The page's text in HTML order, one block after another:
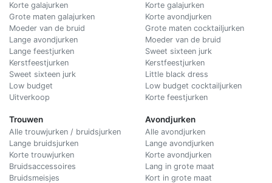
Korte galajurken
Grote maten galajurken
Moeder van de bruid
Lange avondjurken
Lange feestjurken
Kerstfeestjurken
Sweet sixteen jurk
Low budget
Uitverkoop
Trouwen
Alle trouwjurken / bruidsjurken
Lange bruidsjurken
Korte trouwjurken
Bruidsaccessoires
Bruidsmeisjes
Korte galajurken
Korte avondjurken
Grote maten cocktailjurken
Moeder van de bruid
Sweet sixteen jurk
Kerstfeestjurken
Little black dress
Low budget cocktailjurken
Korte feestjurken
Avondjurken
Alle avondjurken
Lange avondjurken
Korte avondjurken
Lang in grote maat
Kort in grote maat